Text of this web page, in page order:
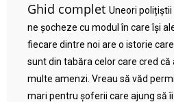
Ghid complet Uneori polițiștii
ne șocheze cu modul în care își
fiecare dintre noi are o istorie
sunt din tabăra celor care cred că
multe amenzi. Vreau să văd
mari pentru șoferii care ajung să